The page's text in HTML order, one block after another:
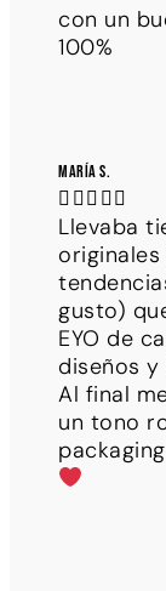
con un
100%
María S.
    
Llevaba
gusto)
EYO de
diseños
Al final
un tono